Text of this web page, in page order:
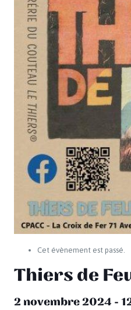
Cet évènement est passé.
Thiers de
2 novembre 2024 -